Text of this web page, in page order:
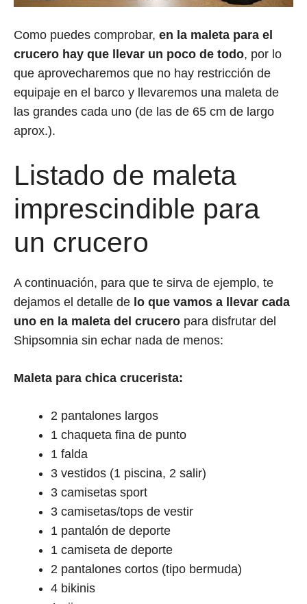
Como puedes comprobar, en la maleta para el
crucero hay que llevar un poco de todo, por lo
que aprovecharemos que no hay restricción de
equipaje en el barco y llevaremos una maleta de
las grandes cada uno (de las de 65 cm de largo
aprox.).
Listado de maleta
imprescindible para
un crucero
A continuación, para que te sirva de ejemplo, te
dejamos el detalle de lo que vamos a llevar cada
uno en la maleta del crucero para disfrutar del
Shipsomnia sin echar nada de menos:
Maleta para chica crucerista:
2 pantalones largos
1 chaqueta fina de punto
1 falda
3 vestidos (1 piscina, 2 salir)
3 camisetas sport
3 camisetas/tops de vestir
1 pantalón de deporte
1 camiseta de deporte
2 pantalones cortos (tipo bermuda)
4 bikinis